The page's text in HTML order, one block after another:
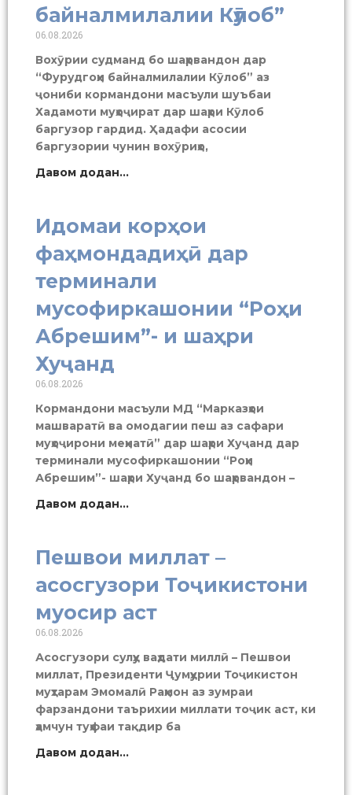
байналмилалии Кӯлоб”
06.08.2026
Вохӯрии судманд бо шаҳрвандон дар
“Фурудгоҳи байналмилалии Кӯлоб” аз
ҷониби кормандони масъули шуъбаи
Хадамоти муҳоҷират дар шаҳри Кӯлоб
баргузор гардид. Ҳадафи асосии
баргузории чунин вохӯриҳо,
Давом додан...
Идомаи корҳои
фаҳмондадиҳӣ дар
терминали
мусофиркашонии “Роҳи
Абрешим”- и шаҳри
Хуҷанд
06.08.2026
Кормандони масъули МД “Марказҳои
машваратӣ ва омодагии пеш аз сафари
муҳоҷирони меҳнатӣ” дар шаҳри Хуҷанд дар
терминали мусофиркашонии “Роҳи
Абрешим”- шаҳри Хуҷанд бо шаҳрвандон –
Давом додан...
Пешвои миллат –
асосгузори Тоҷикистони
муосир аст
06.08.2026
Асосгузори сулҳу ваҳдати миллӣ – Пешвои
миллат, Президенти Ҷумҳурии Тоҷикистон
муҳтарам Эмомалӣ Раҳмон аз зумраи
фарзандони таърихии миллати тоҷик аст, ки
ҳамчун туҳфаи тақдир ба
Давом додан...